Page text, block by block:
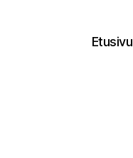
Etusivu